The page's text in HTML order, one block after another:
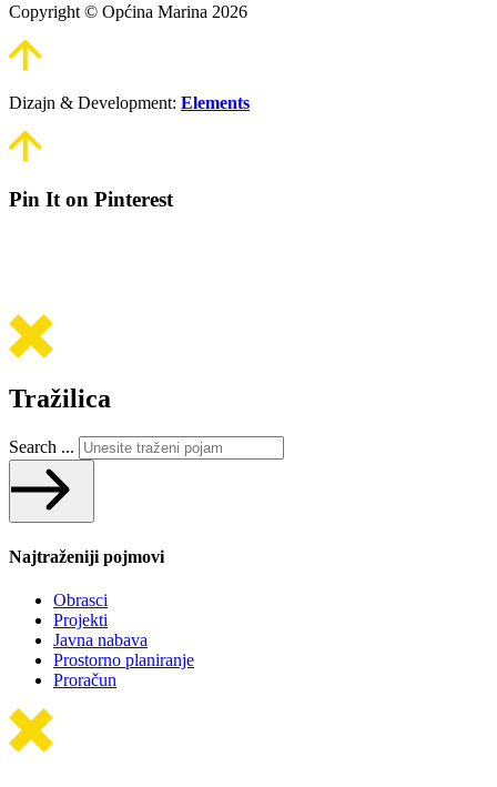
Copyright © Općina Marina 2026
Dizajn & Development: Elements
Pin It on Pinterest
Tražilica
Search ...
Najtraženiji pojmovi
Obrasci
Projekti
Javna nabava
Prostorno planiranje
Proračun